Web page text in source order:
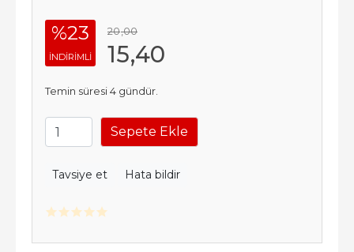
%23
INDIRIMLI
20,00
15,40
Temin süresi 4 gündür.
Sepete Ekle
Tavsiye et Hata bildir